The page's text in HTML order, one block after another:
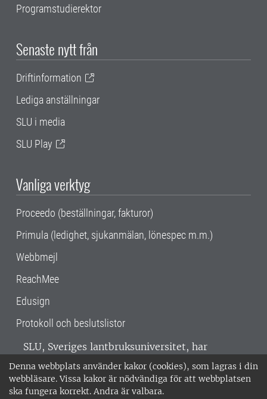
Denna webbplats använder kakor (cookies), som lagras i din
webbläsare. Vissa kakor är nödvändiga för att webbplatsen
ska fungera korrekt. Andra är valbara.
Programstudierektor
Senaste nytt från
Driftinformation
Lediga anställningar
SLU i media
SLU Play
Vanliga verktyg
Proceedo (beställningar, fakturor)
Primula (ledighet, sjukanmälan, lönespec m.m.)
Webbmejl
ReachMee
Edusign
Protokoll och beslutslistor
SLU, Sveriges lantbruksuniversitet, har
verksamhet över hela Sverige. Huvudorter är
Alnarp, Uppsala och Umeå.SLU är
miljöcertifierat enligt ISO 14001. •